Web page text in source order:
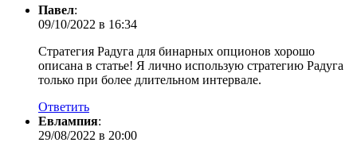
Павел:
09/10/2022 в 16:34
Стратегия Радуга для бинарных опционов хорошо
описана в статье! Я лично использую стратегию Радуга
только при более длительном интервале.
Ответить
Евлампия:
29/08/2022 в 20:00